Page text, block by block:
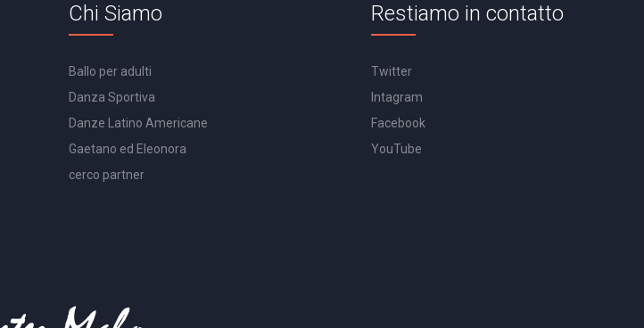
Chi Siamo
Ballo per adulti
Danza Sportiva
Danze Latino Americane
Gaetano ed Eleonora
cerco partner
Restiamo in contatto
Twitter
Intagram
Facebook
YouTube